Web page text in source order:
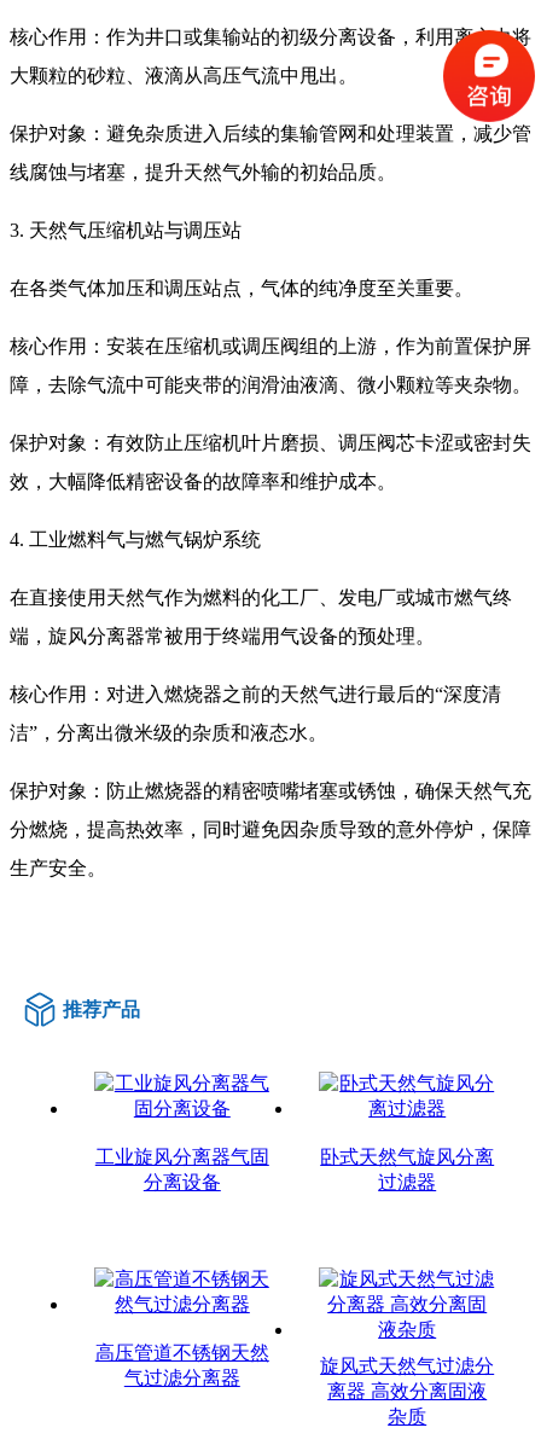
核心作用：作为井口或集输站的初级分离设备，利用离心力将
大颗粒的砂粒、液滴从高压气流中甩出。
保护对象：避免杂质进入后续的集输管网和处理装置，减少管
线腐蚀与堵塞，提升天然气外输的初始品质。
3. 天然气压缩机站与调压站
在各类气体加压和调压站点，气体的纯净度至关重要。
核心作用：安装在压缩机或调压阀组的上游，作为前置保护屏
障，去除气流中可能夹带的润滑油液滴、微小颗粒等夹杂物。
保护对象：有效防止压缩机叶片磨损、调压阀芯卡涩或密封失
效，大幅降低精密设备的故障率和维护成本。
4. 工业燃料气与燃气锅炉系统
在直接使用天然气作为燃料的化工厂、发电厂或城市燃气终
端，旋风分离器常被用于终端用气设备的预处理。
核心作用：对进入燃烧器之前的天然气进行最后的“深度清
洁”，分离出微米级的杂质和液态水。
保护对象：防止燃烧器的精密喷嘴堵塞或锈蚀，确保天然气充
分燃烧，提高热效率，同时避免因杂质导致的意外停炉，保障
生产安全。
推荐产品
工业旋风分离器气固
分离设备
卧式天然气旋风分离
过滤器
高压管道不锈钢天然
气过滤分离器
旋风式天然气过滤分
离器 高效分离固液
杂质